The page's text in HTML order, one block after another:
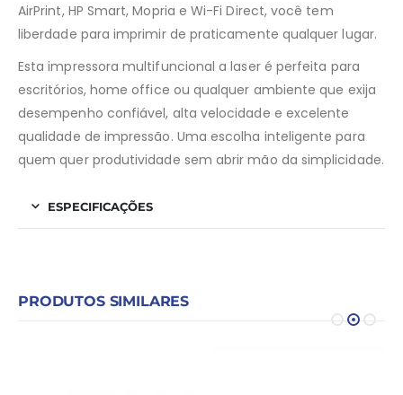
AirPrint, HP Smart, Mopria e Wi-Fi Direct, você tem
liberdade para imprimir de praticamente qualquer lugar.
Esta impressora multifuncional a laser é perfeita para
escritórios, home office ou qualquer ambiente que exija
desempenho confiável, alta velocidade e excelente
qualidade de impressão. Uma escolha inteligente para
quem quer produtividade sem abrir mão da simplicidade.
ESPECIFICAÇÕES
PRODUTOS SIMILARES